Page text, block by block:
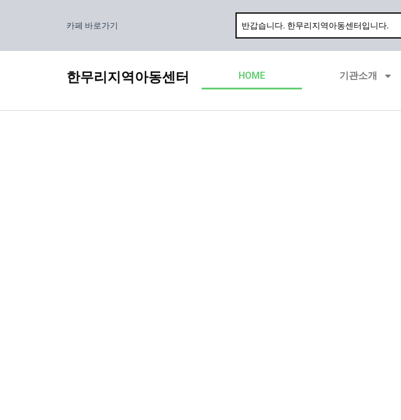
로
카페 바로가기
한무리지역아동센터 HOME 기관소개